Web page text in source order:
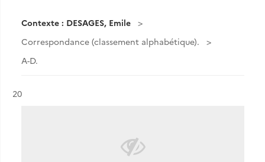
Contexte : DESAGES, Emile
Correspondance (classement alphabétique).
A-D.
Résultat n°
20